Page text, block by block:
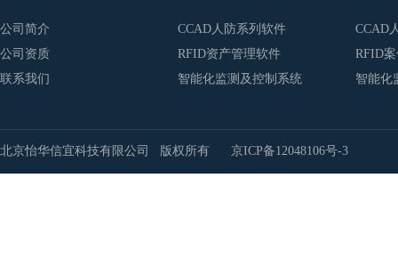
公司简介
公司资质
联系我们
CCAD人防系列软件
RFID资产管理软件
智能化监测及控制系统
CCAD
RFID
智能化
北京怡华信宜科技有限公司 版权所有 京ICP备12048106号-3